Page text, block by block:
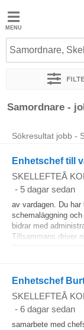
Jobted
Jobb
Samordnare,
Sortera efter
Samordnare -
Sökresultat jobb -
Enhetschef till
SKELLEFTEÅ
- 5 dagar sedan
av vardagen. Du
schemaläggning
bidrar med
Tillsammans driver
Enhetschef
SKELLEFTEÅ
- 6 dagar sedan
samarbete med